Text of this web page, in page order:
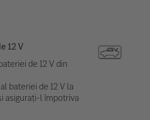
12 V
de 12 V din
bateriei de 12 V la
asigurați-l împotriva